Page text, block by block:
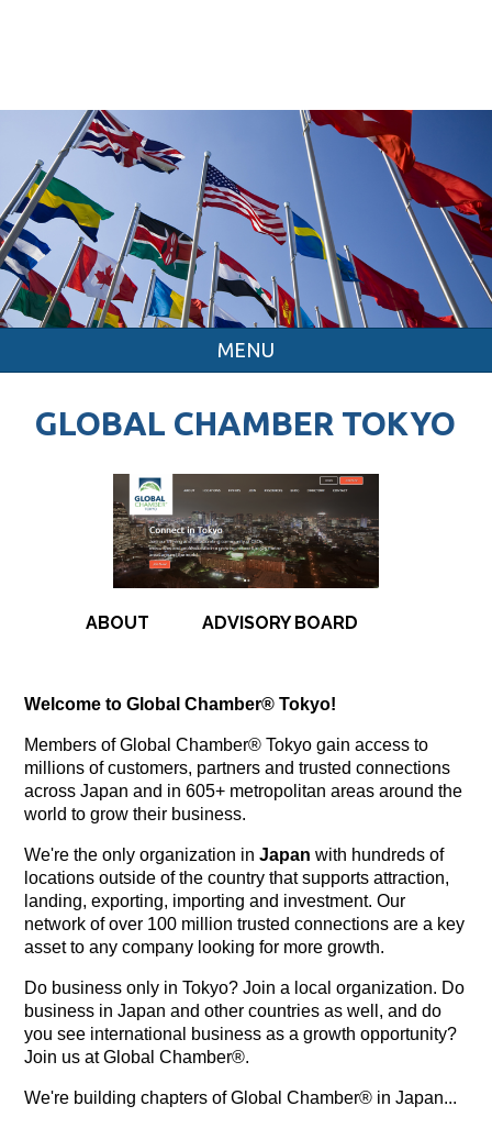
MENU
GLOBAL CHAMBER TOKYO
ABOUT ADVISORY BOARD
Welcome to Global Chamber® Tokyo!
Members of Global Chamber® Tokyo gain access to
millions of customers, partners and trusted connections
across Japan and in 605+ metropolitan areas around the
world to grow their business.
We're the only organization inJapan with hundreds of
locations outside of the country that supports attraction,
landing, exporting, importing and investment. Our
network of over 100 million trusted connections are a key
asset to any company looking for more growth.
Do business only in Tokyo? Join a local organization. Do
business in Japan and other countries as well, and do
you see international business as a growth opportunity?
Join us at Global Chamber®.
We're building chapters of Global Chamber® in Japan...